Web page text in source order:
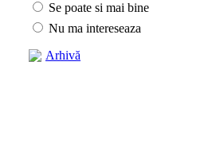
Se poate si mai bine
Nu ma intereseaza
Arhivă